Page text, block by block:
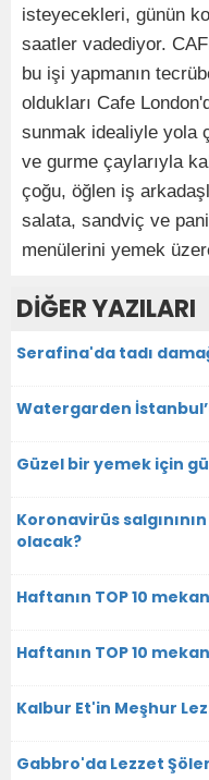
isteyecekleri, günün
saatler vadediyor.
bu işi yapmanın
oldukları Cafe
sunmak idealiyle yola
ve gurme çaylarıyla
çoğu, öğlen iş
salata, sandviç ve
menülerini yemek
DİĞER YAZILARI
Serafina'da tadı
Watergarden
Güzel bir yemek için
Koronavirüs
olacak?
Haftanın TOP 10
Haftanın TOP 10
Kalbur Et'in Meşhur
Gabbro'da Lezzet